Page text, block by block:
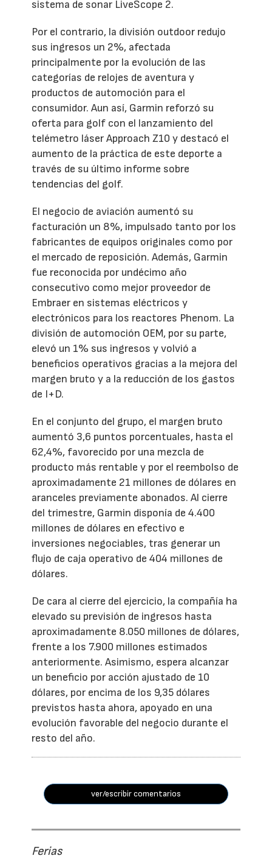
sistema de sonar LiveScope 2.
Por el contrario, la división outdoor redujo
sus ingresos un 2%, afectada
principalmente por la evolución de las
categorías de relojes de aventura y
productos de automoción para el
consumidor. Aun así, Garmin reforzó su
oferta para golf con el lanzamiento del
telémetro láser Approach Z10 y destacó el
aumento de la práctica de este deporte a
través de su último informe sobre
tendencias del golf.
El negocio de aviación aumentó su
facturación un 8%, impulsado tanto por los
fabricantes de equipos originales como por
el mercado de reposición. Además, Garmin
fue reconocida por undécimo año
consecutivo como mejor proveedor de
Embraer en sistemas eléctricos y
electrónicos para los reactores Phenom. La
división de automoción OEM, por su parte,
elevó un 1% sus ingresos y volvió a
beneficios operativos gracias a la mejora del
margen bruto y a la reducción de los gastos
de I+D.
En el conjunto del grupo, el margen bruto
aumentó 3,6 puntos porcentuales, hasta el
62,4%, favorecido por una mezcla de
producto más rentable y por el reembolso de
aproximadamente 21 millones de dólares en
aranceles previamente abonados. Al cierre
del trimestre, Garmin disponía de 4.400
millones de dólares en efectivo e
inversiones negociables, tras generar un
flujo de caja operativo de 404 millones de
dólares.
De cara al cierre del ejercicio, la compañía ha
elevado su previsión de ingresos hasta
aproximadamente 8.050 millones de dólares,
frente a los 7.900 millones estimados
anteriormente. Asimismo, espera alcanzar
un beneficio por acción ajustado de 10
dólares, por encima de los 9,35 dólares
previstos hasta ahora, apoyado en una
evolución favorable del negocio durante el
resto del año.
ver/escribir comentarios
Ferias